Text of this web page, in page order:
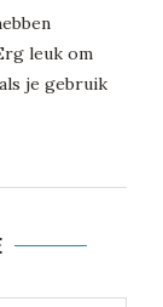
leuk om
je gebruik